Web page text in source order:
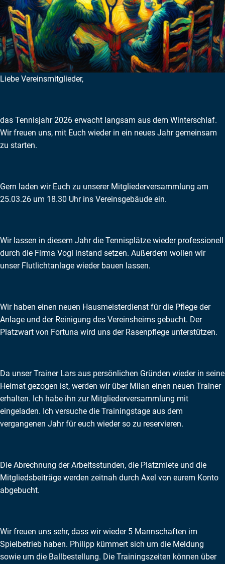
Liebe Vereinsmitglieder,
das Tennisjahr 2026 erwacht langsam aus dem Winterschlaf.
Wir freuen uns, mit Euch wieder in ein neues Jahr gemeinsam
zu starten.
Gern laden wir Euch zu unserer Mitgliederversammlung am
25.03.26 um 18.30 Uhr ins Vereinsgebäude ein.
Wir lassen in diesem Jahr die Tennisplätze wieder professionell
durch die Firma Vogl instand setzen. Außerdem wollen wir
unser Flutlichtanlage wieder bauen lassen.
Wir haben einen neuen Hausmeisterdienst für die Pflege der
Anlage und der Reinigung des Vereinsheims gebucht. Der
Platzwart von Fortuna wird uns der Rasenpflege unterstützen.
Da unser Trainer Lars aus persönlichen Gründen wieder in seine
Heimat gezogen ist, werden wir über Milan einen neuen Trainer
erhalten. Ich habe ihn zur Mitgliederversammlung mit
eingeladen. Ich versuche die Trainingstage aus dem
vergangenen Jahr für euch wieder so zu reservieren.
Die Abrechnung der Arbeitsstunden, die Platzmiete und die
Mitgliedsbeiträge werden zeitnah durch Axel von eurem Konto
abgebucht.
Wir freuen uns sehr, dass wir wieder 5 Mannschaften im
Spielbetrieb haben. Philipp kümmert sich um die Meldung
sowie um die Ballbestellung. Die Trainingszeiten können über